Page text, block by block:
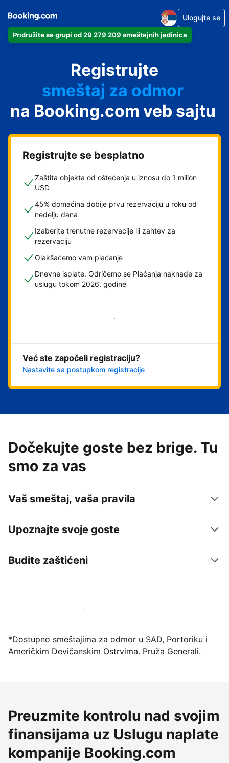
Pridružite se grupi od 29 279 209 smeštajnih jedinica
Ulogujte se
Registrujte
apartman
hotel
smeštaj za odmor
pansion
hostel
na Booking.com veb sajtu
Registrujte se besplatno
Zaštita objekta od oštećenja u iznosu do 1 milion
USD
45% domaćina dobije prvu rezervaciju u roku od
nedelju dana
Izaberite trenutne rezervacije ili zahtev za
rezervaciju
Olakšaćemo vam plaćanje
Dnevne isplate. Odričemo se Plaćanja naknade za
uslugu tokom 2026. godine
Počnite odmah
Već ste započeli registraciju?
Nastavite sa postupkom registracije
Dočekujte goste bez brige. Tu
smo za vas
Vaš smeštaj, vaša pravila
Upoznajte svoje goste
Budite zaštićeni
Registrujte svoj objekat već danas
*Dostupno smeštajima za odmor u SAD, Portoriku i
Američkim Devičanskim Ostrvima. Pruža Generali.
Preuzmite kontrolu nad svojim
finansijama uz Uslugu naplate
kompanije Booking.com